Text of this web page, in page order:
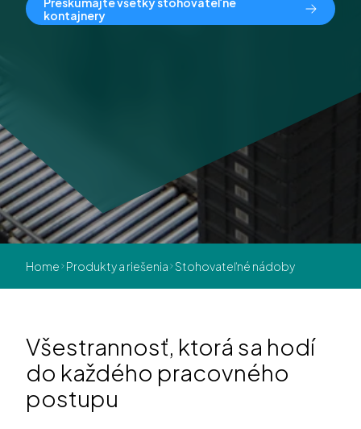
kontajnery
Home Produkty a riešenia Stohovateľné nádoby
Všestrannosť, ktorá sa hodí
do každého pracovného
postupu